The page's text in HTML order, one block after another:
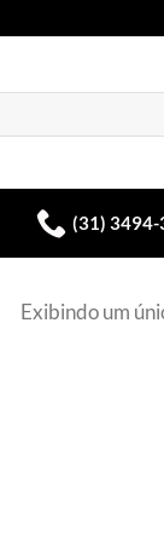
(31) 3494-
Exibindo um